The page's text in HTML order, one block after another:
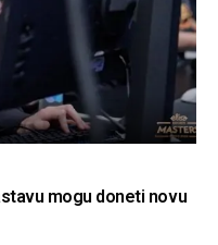
mogu doneti novu